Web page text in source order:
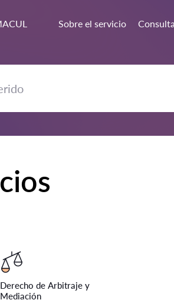
Sobre el servicio
Derecho de Arbitraje y
Mediación